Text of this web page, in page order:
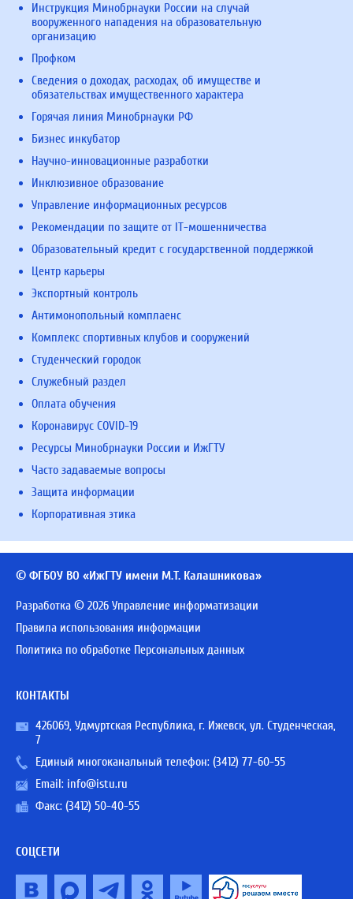
Инструкция Минобрнауки России на случай
вооруженного нападения на образовательную
организацию
Профком
Сведения о доходах, расходах, об имуществе и
обязательствах имущественного характера
Горячая линия Минобрнауки РФ
Бизнес инкубатор
Научно-инновационные разработки
Инклюзивное образование
Управление информационных ресурсов
Рекомендации по защите от IT-мошенничества
Образовательный кредит с государственной поддержкой
Центр карьеры
Экспортный контроль
Антимонопольный комплаенс
Комплекс спортивных клубов и сооружений
Студенческий городок
Служебный раздел
Оплата обучения
Коронавирус COVID-19
Ресурсы Минобрнауки России и ИжГТУ
Часто задаваемые вопросы
Защита информации
Корпоративная этика
© ФГБОУ ВО «ИжГТУ имени М.Т. Калашникова»
Разработка © 2026 Управление информатизации
Правила использования информации
Политика по обработке Персональных данных
КОНТАКТЫ
426069, Удмуртская Республика, г. Ижевск, ул. Студенческая,
7
Единый многоканальный телефон: (3412) 77-60-55
Email: info@istu.ru
Факс: (3412) 50-40-55
СОЦСЕТИ